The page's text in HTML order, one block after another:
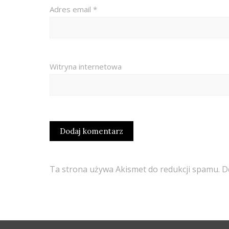
Adres email *
Witryna internetowa
Ta strona używa Akismet do redukcji spamu.